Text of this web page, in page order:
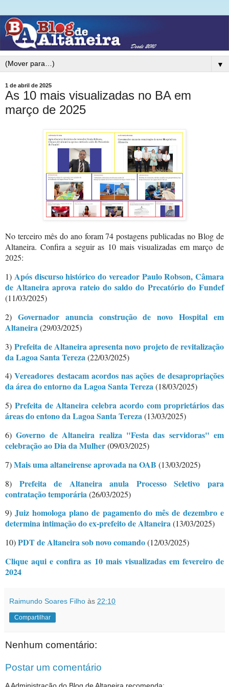
▼
1 de abril de 2025
As 10 mais visualizadas no BA em
março de 2025
No terceiro mês do ano foram 74 postagens publicadas no Blog de
Altaneira. Confira a seguir as 10 mais visualizadas em março de
2025:
1) Após discurso histórico do vereador Paulo Robson, Câmara
de Altaneira aprova rateio do saldo do Precatório do Fundef
(11/03/2025)
2) Governador anuncia construção de novo Hospital em
Altaneira(29/03/2025)
3)Prefeita de Altaneira apresenta novo projeto de revitalização
da Lagoa Santa Tereza (22/03/2025)
4)Vereadores destacam acordos nas ações de desapropriações
da área do entorno da Lagoa Santa Tereza(18/03/2025)
5) Prefeita de Altaneira celebra acordo com proprietários das
áreas do entono da Lagoa Santa Tereza(13/03/2025)
6)Governo de Altaneira realiza "Festa das servidoras" em
celebração ao Dia da Mulher(09/03/2025)
7)Mais uma altaneirense aprovada na OAB (13/03/2025)
8) Prefeita de Altaneira anula Processo Seletivo para
contratação temporária(26/03/2025)
9) Juiz homologa plano de pagamento do mês de dezembro e
determina intimação do ex-prefeito de Altaneira(13/03/2025)
10)PDT de Altaneira sob novo comando(12/03/2025)
Clique aqui e confira as 10 mais visualizadas em fevereiro de
2024
Raimundo Soares Filho às 22:10
Compartilhar
Nenhum comentário:
Postar um comentário